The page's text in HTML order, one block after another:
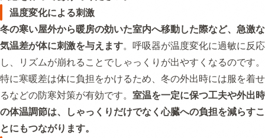
温度変化による刺激
冬の寒い屋外から暖房の効いた室内へ移動した際など、急激な
気温差が体に刺激を与えます。呼吸器が温度変化に過敏に反応
し、リズムが崩れることでしゃっくりが出やすくなるのです。
特に寒暖差は体に負担をかけるため、冬の外出時には服を着せ
るなどの防寒対策が有効です。 室温を一定に保つ工夫や外出時
の体温調節は、しゃっくりだけでなく心臓への負担を減らすこ
とにもつながります。